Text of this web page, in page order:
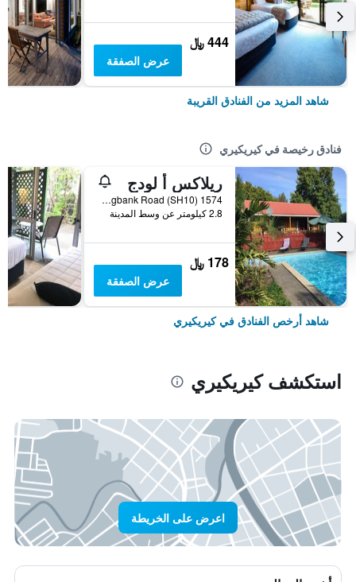
444 ﷼
عرض الصفقة
شاهد المزيد من الفنادق القريبة
فنادق رخيصة في كيريكيري
ريلاكس أ لودج
1574 Springbank Road (SH10), كيريكيري, نيوزيلندا
2.8 كيلومتر عن وسط المدينة
178 ﷼
عرض الصفقة
شاهد أرخص الفنادق في كيريكيري
استكشف كيريكيري
اعرض على الخريطة